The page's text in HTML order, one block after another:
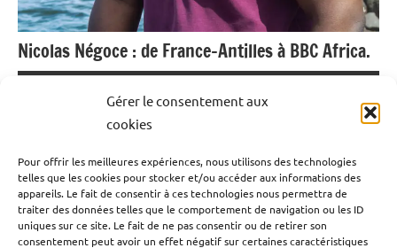
Gérer le consentement aux
cookies
Pour offrir les meilleures expériences, nous utilisons des technologies
telles que les cookies pour stocker et/ou accéder aux informations des
appareils. Le fait de consentir à ces technologies nous permettra de
traiter des données telles que le comportement de navigation ou les ID
uniques sur ce site. Le fait de ne pas consentir ou de retirer son
consentement peut avoir un effet négatif sur certaines caractéristiques
Nicolas Négoce : de France-Antilles à BBC Africa.
19 juillet 2024 Emrick Leandre
guadeloupéen Nicolas Négoce, correspondant en Afrique
de l’Ouest francophone pour BBC World News. De
passage en Guadeloupe, il est revenu sur son parcours de
journaliste et sa vie en Afrique notamment à Abdijan en